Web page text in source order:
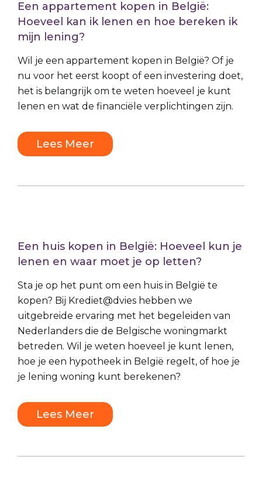
Een appartement kopen in België:
Hoeveel kan ik lenen en hoe bereken ik
mijn lening?
Wil je een appartement kopen in België? Of je
nu voor het eerst koopt of een investering doet,
het is belangrijk om te weten hoeveel je kunt
lenen en wat de financiële verplichtingen zijn.
Lees Meer
Een huis kopen in België: Hoeveel kun je
lenen en waar moet je op letten?
Sta je op het punt om een huis in België te
kopen? Bij Krediet@dvies hebben we
uitgebreide ervaring met het begeleiden van
Nederlanders die de Belgische woningmarkt
betreden. Wil je weten hoeveel je kunt lenen,
hoe je een hypotheek in België regelt, of hoe je
je lening woning kunt berekenen?
Lees Meer